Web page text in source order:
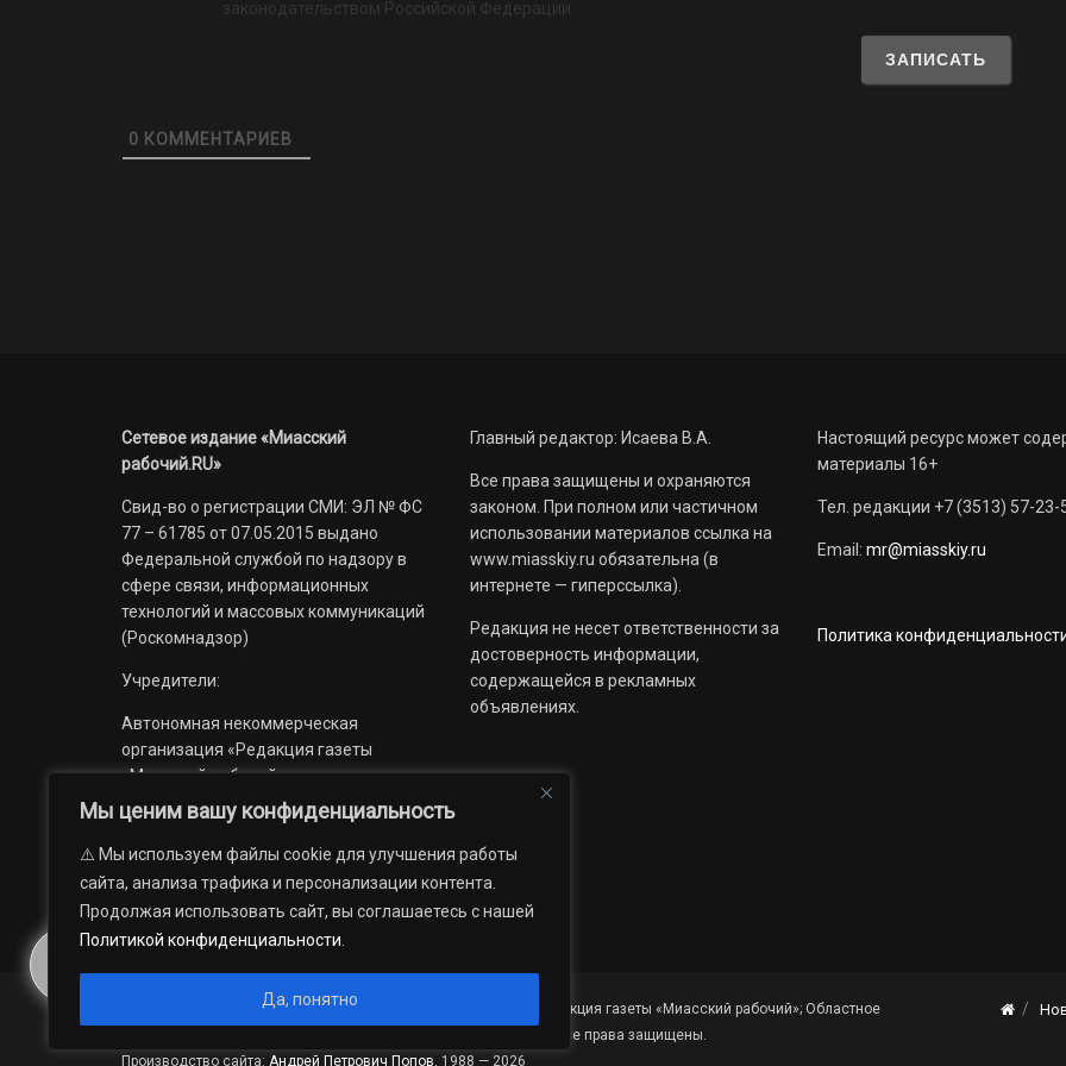
Мы ценим вашу конфиденциальность
⚠️ Мы используем файлы cookie для улучшения работы
сайта, анализа трафика и персонализации контента.
Продолжая использовать сайт, вы соглашаетесь с нашей
Политикой конфиденциальности
Да, понятно
законодательством Российской Федерации.
0 КОММЕНТАРИЕВ
Сетевое издание «Миасский
рабочий.RU»
Свид-во о регистрации СМИ: ЭЛ № ФС
77 – 61785 от 07.05.2015 выдано
Федеральной службой по надзору в
сфере связи, информационных
технологий и массовых коммуникаций
(Роскомнадзор)
Учредители:
Автономная некоммерческая
организация «Редакция газеты
«Миасский рабочий»;
Областное государственное
учреждение «Издательский дом
Главный редактор: Исаева В.А.
Все права защищены и охраняются
законом. При полном или частичном
использовании материалов ссылка на
www.miasskiy.ru обязательна (в
интернете — гиперссылка).
Редакция не несет ответственности за
достоверность информации,
содержащейся в рекламных
объявлениях.
Настоящий ресурс может
материалы 16+
Тел. редакции +7 (3513) 57-23-
Email: mr@miasskiy.ru
Политика
© 2012 — 2026. Автономная некоммерческая организация «Редакция газеты «Миасский рабочий»; Областное
государственное учреждение «Издательский дом «Губерния». Все права защищены.
Производство сайта: Андрей Петрович Попов , 1988 — 2026